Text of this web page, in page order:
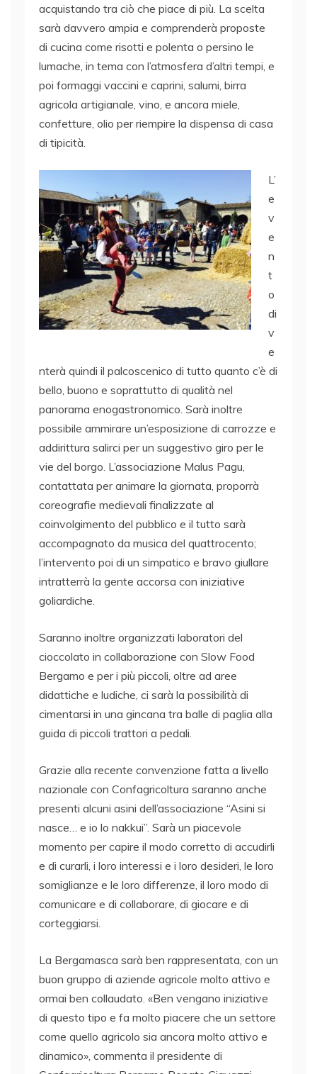
acquistando tra ciò che piace di più. La scelta
sarà davvero ampia e comprenderà proposte
di cucina come risotti e polenta o persino le
lumache, in tema con l’atmosfera d’altri tempi, e
poi formaggi vaccini e caprini, salumi, birra
agricola artigianale, vino, e ancora miele,
confetture, olio per riempire la dispensa di casa
di tipicità.
L’
e
v
e
n
t
o
di
v
e
nterà quindi il palcoscenico di tutto quanto c’è di
bello, buono e soprattutto di qualità nel
panorama enogastronomico. Sarà inoltre
possibile ammirare un’esposizione di carrozze e
addirittura salirci per un suggestivo giro per le
vie del borgo. L’associazione Malus Pagu,
contattata per animare la giornata, proporrà
coreografie medievali finalizzate al
coinvolgimento del pubblico e il tutto sarà
accompagnato da musica del quattrocento;
l’intervento poi di un simpatico e bravo giullare
intratterrà la gente accorsa con iniziative
goliardiche.
Saranno inoltre organizzati laboratori del
cioccolato in collaborazione con Slow Food
Bergamo e per i più piccoli, oltre ad aree
didattiche e ludiche, ci sarà la possibilità di
cimentarsi in una gincana tra balle di paglia alla
guida di piccoli trattori a pedali.
Grazie alla recente convenzione fatta a livello
nazionale con Confagricoltura saranno anche
presenti alcuni asini dell’associazione “Asini si
nasce… e io lo nakkui”. Sarà un piacevole
momento per capire il modo corretto di accudirli
e di curarli, i loro interessi e i loro desideri, le loro
somiglianze e le loro differenze, il loro modo di
comunicare e di collaborare, di giocare e di
corteggiarsi.
La Bergamasca sarà ben rappresentata, con un
buon gruppo di aziende agricole molto attivo e
ormai ben collaudato. «Ben vengano iniziative
di questo tipo e fa molto piacere che un settore
come quello agricolo sia ancora molto attivo e
dinamico», commenta il presidente di